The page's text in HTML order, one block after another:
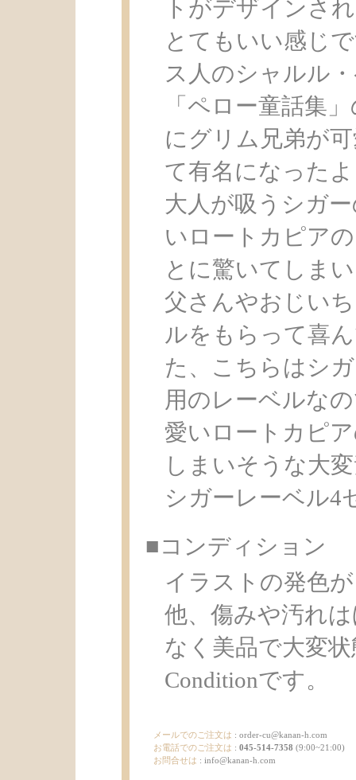
トがデザインさ
とてもいい感じ
ス人のシャルル
「ペロー童話集
にグリム兄弟が
て有名になった
大人が吸うシガ
いロートカピア
とに驚いてしま
父さんやおじい
ルをもらって喜
た、こちらはシ
用のレーベルな
愛いロートカピ
しまいそうな大
シガーレーベル4
■コンディション
イラストの発色
他、傷みや汚れ
なく美品で大変
Conditionです。
メールでのご注文は : order-cu@kanan-h.com
お電話でのご注文は : 045-514-7358 (9:00~21:00)
お問合せは : info@kanan-h.com